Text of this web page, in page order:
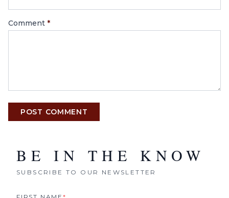
Comment *
POST COMMENT
BE IN THE KNOW
SUBSCRIBE TO OUR NEWSLETTER